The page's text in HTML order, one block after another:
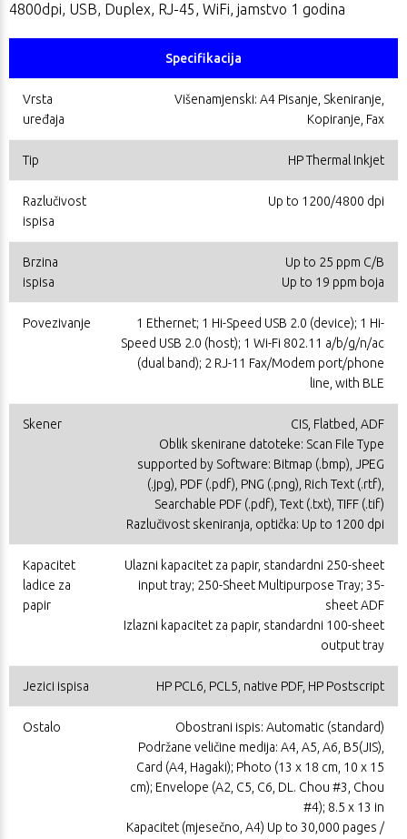
4800dpi, USB, Duplex, RJ-45, WiFi, jamstvo 1 godina
Specifikacija
Vrsta
uređaja
Višenamjenski: A4 Pisanje, Skeniranje,
Kopiranje, Fax
Tip HP Thermal Inkjet
Razlučivost
ispisa
Up to 1200/4800 dpi
Brzina
ispisa
Up to 25 ppm C/B
Up to 19 ppm boja
Povezivanje
1 Ethernet; 1 Hi-Speed USB 2.0 (device); 1 Hi-
Speed USB 2.0 (host); 1 Wi-Fi 802.11 a/b/g/n/ac
(dual band); 2 RJ-11 Fax/Modem port/phone
line, with BLE
Skener
CIS, Flatbed, ADF
Oblik skenirane datoteke: Scan File Type
supported by Software: Bitmap (.bmp), JPEG
(.jpg), PDF (.pdf), PNG (.png), Rich Text (.rtf),
Searchable PDF (.pdf), Text (.txt), TIFF (.tif)
Razlučivost skeniranja, optička: Up to 1200 dpi
Kapacitet
ladice za
papir
Ulazni kapacitet za papir, standardni 250-sheet
input tray; 250-Sheet Multipurpose Tray; 35-
sheet ADF
Izlazni kapacitet za papir, standardni 100-sheet
output tray
Jezici ispisa HP PCL6, PCL5, native PDF, HP Postscript
Ostalo
Obostrani ispis: Automatic (standard)
Podržane veličine medija: A4, A5, A6, B5(JIS),
Card (A4, Hagaki); Photo (13 x 18 cm, 10 x 15
cm); Envelope (A2, C5, C6, DL. Chou #3, Chou
#4); 8.5 x 13 in
Kapacitet (mjesečno, A4) Up to 30,000 pages /